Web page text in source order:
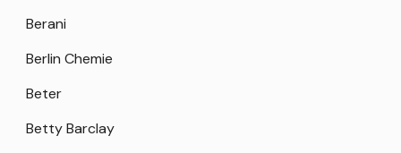
Berani
Berlin Chemie
Beter
Betty Barclay